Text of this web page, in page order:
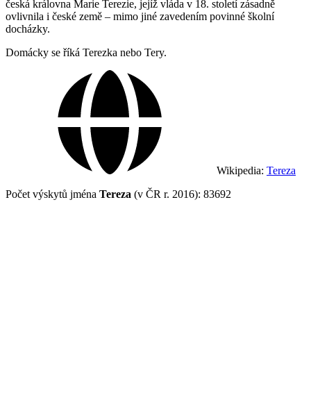
česká královna Marie Terezie, jejíž vláda v 18. století zásadně
ovlivnila i české země – mimo jiné zavedením povinné školní
docházky.
Domácky se říká Terezka nebo Tery.
Wikipedia: Tereza
Počet výskytů jména Tereza (v ČR r. 2016): 83692